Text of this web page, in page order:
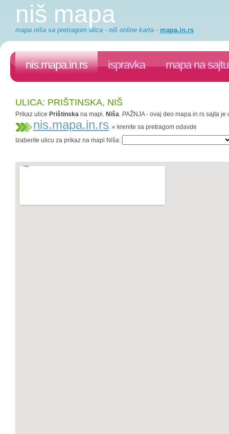
niš mapa
mapa niša sa pretragom ulica - niš online karta - mapa.in.rs
nis.mapa.in.rs ispravka mapa na sajtu
ULICA: PRIŠTINSKA, NIŠ
Prikaz ulice Prištinska na mapi. Niša. PAŽNJA - ovaj deo mapa.in.rs sajta
nis.mapa.in.rs. « krenite sa pretragom odavde
Izaberite ulicu za prikaz na mapi Niša: